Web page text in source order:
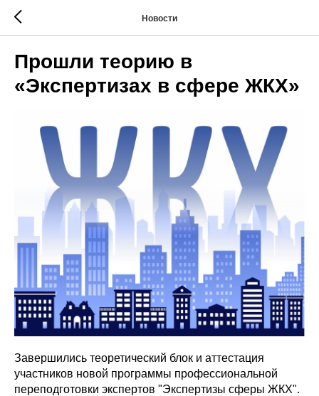
Новости
Прошли теорию в
«Экспертизах в сфере ЖКХ»
Завершились теоретический блок и аттестация
участников новой программы профессиональной
переподготовки экспертов "Экспертизы сферы ЖКХ".